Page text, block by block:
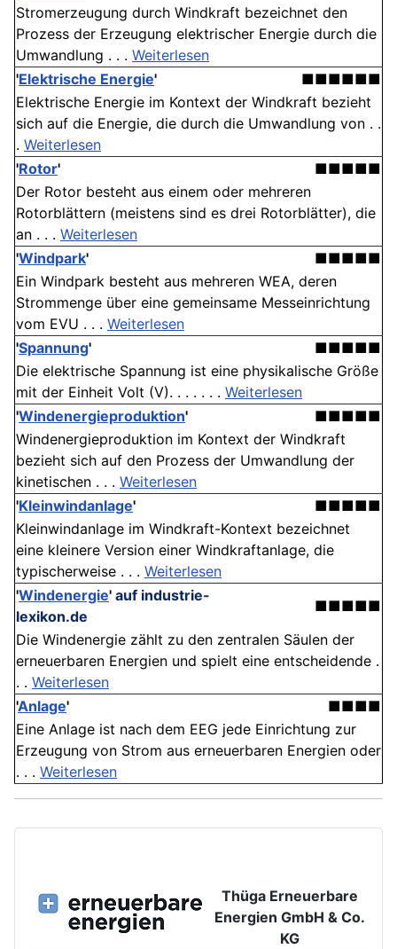
Stromerzeugung durch Windkraft bezeichnet den
Prozess der Erzeugung elektrischer Energie durch die
Umwandlung . . . Weiterlesen
'Elektrische Energie'
■■■■■■
Elektrische Energie im Kontext der Windkraft bezieht
sich auf die Energie, die durch die Umwandlung von . .
. Weiterlesen
'Rotor'
■■■■■
Der Rotor besteht aus einem oder mehreren
Rotorblättern (meistens sind es drei Rotorblätter), die
an . . . Weiterlesen
'Windpark'
■■■■■
Ein Windpark besteht aus mehreren WEA, deren
Strommenge über eine gemeinsame Messeinrichtung
vom EVU . . . Weiterlesen
'Spannung'
■■■■■
Die elektrische Spannung ist eine physikalische Größe
mit der Einheit Volt (V). . . . . . . Weiterlesen
'Windenergieproduktion'
■■■■■
Windenergieproduktion im Kontext der Windkraft
bezieht sich auf den Prozess der Umwandlung der
kinetischen . . . Weiterlesen
'Kleinwindanlage'
■■■■■
Kleinwindanlage im Windkraft-Kontext bezeichnet
eine kleinere Version einer Windkraftanlage, die
typischerweise . . . Weiterlesen
'Windenergie' auf industrie-
lexikon.de
■■■■■
Die Windenergie zählt zu den zentralen Säulen der
erneuerbaren Energien und spielt eine entscheidende .
. . Weiterlesen
'Anlage'
■■■■
Eine Anlage ist nach dem EEG jede Einrichtung zur
Erzeugung von Strom aus erneuerbaren Energien oder
. . . Weiterlesen
Thüga Erneuerbare
Energien GmbH & Co.
KG